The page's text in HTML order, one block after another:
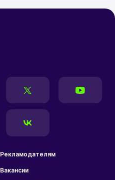
Рекламодателям
Вакансии